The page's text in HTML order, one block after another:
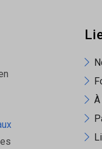
prolonge la durée